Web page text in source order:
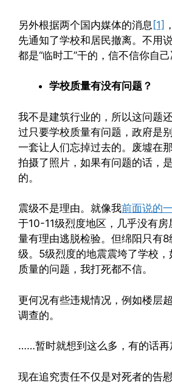
另外根据两个国内媒体的消息 [1] ，
先通知了学校和居民撤离。不用
都是“临时工”干的，信不信你自己
学校质量有没有问题？
我不是建筑行业的，所以这问题
过只要学校质量有问题，政府是
一套让人们忘掉过去的。废墟在
拍摄了照片，如果有问题的话，
的。
震级不是理由。就像我前面说的
于10-11级烈度地区，几乎没有
量有理由逃脱检验。但绵阳只有
级。5级烈度的地震震垮了学校
质量的问题，我打死都不信。
更何况有些违规情况，例如楼层
调查的。
……暂时就想到这么多，有的话再
现在追究责任不仅是对死者的告